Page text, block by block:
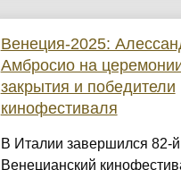
Венеция-2025:
Амбросио на
закрытия и победители
кинофестиваля
В Италии завершился 82-й
Венецианский